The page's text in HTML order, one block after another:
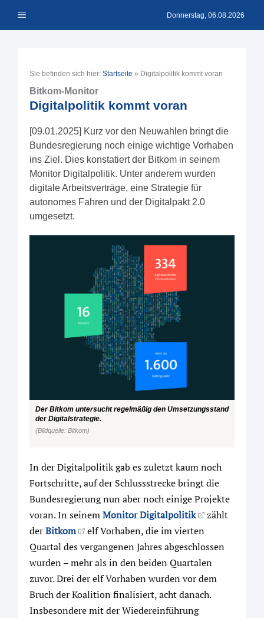
Inhalt Menü Donnerstag, 06.08.2026
Sie befinden sich hier: Startseite » Digitalpolitik kommt voran
Bitkom-Monitor
Digitalpolitik kommt voran
[09.01.2025] Kurz vor den Neuwahlen bringt die
Bundesregierung noch einige wichtige Vorhaben
ins Ziel. Dies konstatiert der Bitkom in seinem
Monitor Digitalpolitik. Unter anderem wurden
digitale Arbeitsverträge, eine Strategie für
autonomes Fahren und der Digitalpakt 2.0
umgesetzt.
Der Bitkom untersucht regelmäßig den Umsetzungsstand
der Digitalstrategie.
(Bildquelle: Bitkom)
In der Digitalpolitik gab es zuletzt kaum noch
Fortschritte, auf der Schlussstrecke bringt die
Bundesregierung nun aber noch einige Projekte
voran. In seinemMonitor Digitalpolitik
zählt
derBitkom
elf Vorhaben, die im vierten
Quartal des vergangenen Jahres abgeschlossen
wurden – mehr als in den beiden Quartalen
zuvor. Drei der elf Vorhaben wurden vor dem
Bruch der Koalition finalisiert, acht danach.
Insbesondere mit der Wiedereinführung